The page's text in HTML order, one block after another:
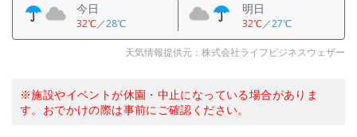
今日
32℃／28℃
明日
32℃／27℃
天気情報提供元：株式会社ライフビジネスウェザー
※施設やイベントが休園・中止になっている場合がありま
す。おでかけの際は事前にご確認ください。